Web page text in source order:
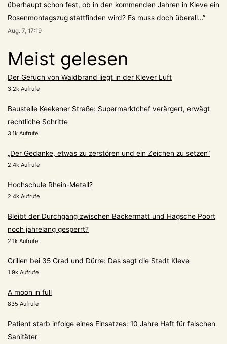
überhaupt schon fest, ob in den kommenden Jahren in Kleve ein
Rosenmontagszug stattfinden wird? Es muss doch überall…”
Aug. 7, 17:19
Meist gelesen
Der Geruch von Waldbrand liegt in der Klever Luft
3.2k Aufrufe
Baustelle Keekener Straße: Supermarktchef verärgert, erwägt
rechtliche Schritte
3.1k Aufrufe
„Der Gedanke, etwas zu zerstören und ein Zeichen zu setzen“
2.4k Aufrufe
Hochschule Rhein-Metall?
2.4k Aufrufe
Bleibt der Durchgang zwischen Backermatt und Hagsche Poort
noch jahrelang gesperrt?
2.1k Aufrufe
Grillen bei 35 Grad und Dürre: Das sagt die Stadt Kleve
1.9k Aufrufe
A moon in full
835 Aufrufe
Patient starb infolge eines Einsatzes: 10 Jahre Haft für falschen
Sanitäter